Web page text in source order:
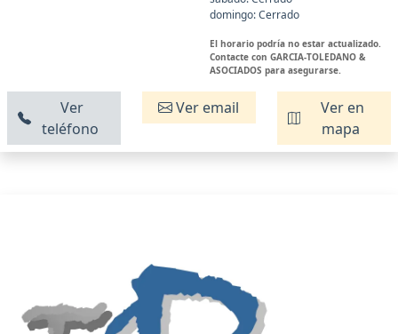
domingo: Cerrado
El horario podría no estar actualizado.
Contacte con GARCIA-TOLEDANO &
ASOCIADOS para asegurarse.
Ver
teléfono
Ver email
Ver en
mapa